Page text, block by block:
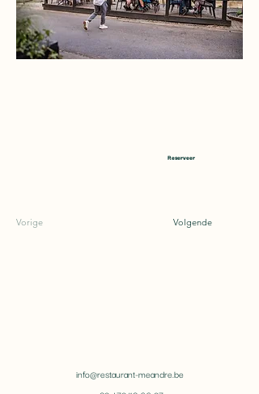
Reserveer
Vorige Volgende
info@restaurant-meandre.be